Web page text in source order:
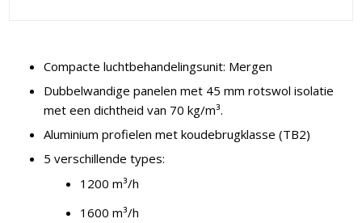
Compacte luchtbehandelingsunit: Mergen
Dubbelwandige panelen met 45 mm rotswol isolatie
met een dichtheid van 70 kg/m³.
Aluminium profielen met koudebrugklasse (TB2)
5 verschillende types:
1200 m³/h
1600 m³/h